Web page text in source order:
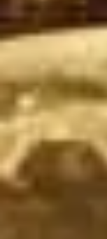
2 dakikada okunur
Satın
“18 yıllık özel sektör
deformasyonlar ve
alma biriminin iş